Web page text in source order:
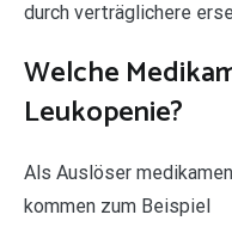
durch verträglichere
Welche
Leukopenie?
Als Auslöser
kommen zum Beispiel